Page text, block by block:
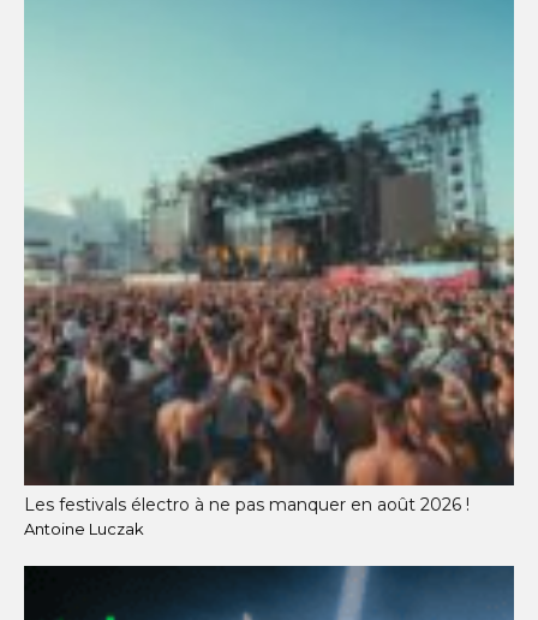
Les festivals électro à ne pas manquer en août 2026 !
Antoine Luczak